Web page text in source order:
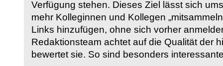
Verfügung stehen. Dieses Ziel lässt sich
mehr Kolleginnen und Kollegen
Links hinzufügen, ohne sich vorher
Redaktionsteam achtet auf die Qualität der
bewertet sie. So sind besonders